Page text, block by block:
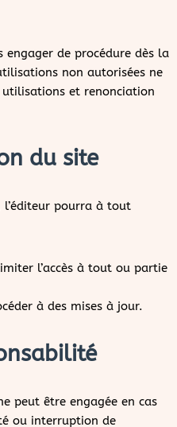
engager de procédure dès la
non autorisées ne
et renonciation
du site
pourra à tout
l’accès à tout ou partie
à des mises à jour.
peut être engagée en cas
ou interruption de